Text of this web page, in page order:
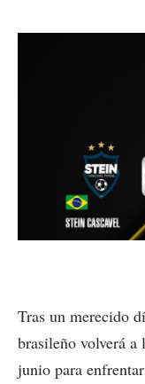
Tras un merecido
brasileño volverá a
junio para